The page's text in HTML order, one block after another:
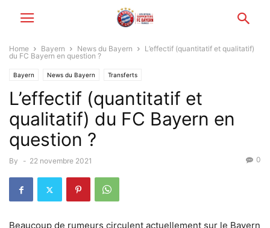
Home Bayern News du Bayern
L’effectif (quantitatif et qualitatif)
du FC Bayern en question ?
Bayern News du Bayern Transferts
L’effectif (quantitatif et
qualitatif) du FC Bayern en
question ?
By - 22 novembre 2021 0
Beaucoup de rumeurs circulent actuellement sur le Bayern